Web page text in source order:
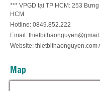
*** VPGD tại TP HCM: 253
HCM
Hotline: 0849.852.222
Email.
Website:
Map